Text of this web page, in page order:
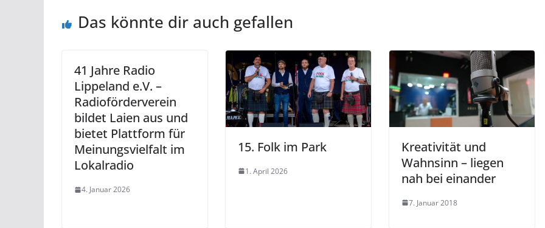
Das könnte dir auch gefallen
41 Jahre Radio
Lippeland e.V. –
Radioförderverein
bildet Laien aus und
bietet Plattform für
Meinungsvielfalt im
Lokalradio
4. Januar 2026
15. Folk im Park
1. April 2026
Kreativität und
Wahnsinn – liegen
nah bei einander
7. Januar 2018